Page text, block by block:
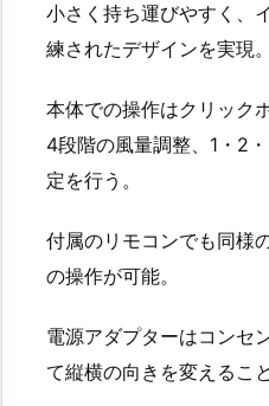
小さく持ち運びやすく、
練されたデザインを実現。
本体での操作はクリック
4段階の風量調整、1・2
定を行う。
付属のリモコンでも同様
の操作が可能。
電源アダプターはコンセ
て縦横の向きを変えるこ